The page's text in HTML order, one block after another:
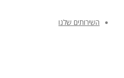
השירותים שלנו